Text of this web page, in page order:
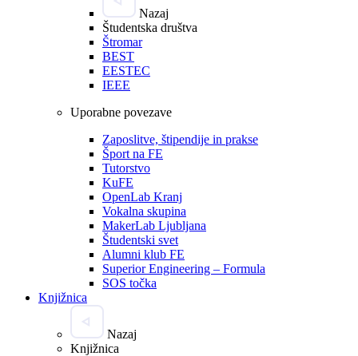
Nazaj
Študentska društva
Štromar
BEST
EESTEC
IEEE
Uporabne povezave
Zaposlitve, štipendije in prakse
Šport na FE
Tutorstvo
KuFE
OpenLab Kranj
Vokalna skupina
MakerLab Ljubljana
Študentski svet
Alumni klub FE
Superior Engineering – Formula
SOS točka
Knjižnica
Nazaj
Knjižnica